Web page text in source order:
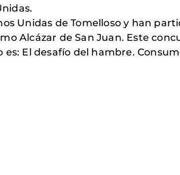
Unidas de Tomelloso y han
Alcázar de San Juan. Este
El desafío del hambre.